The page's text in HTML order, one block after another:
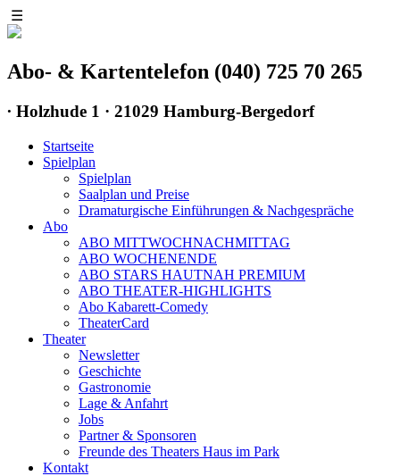
☰
Abo- & Kartentelefon (040) 725 70 265
∙ Holzhude 1 · 21029 Hamburg-Bergedorf
Startseite
Spielplan
Spielplan
Saalplan und Preise
Dramaturgische Einführungen & Nachgespräche
Abo
ABO MITTWOCHNACHMITTAG
ABO WOCHENENDE
ABO STARS HAUTNAH PREMIUM
ABO THEATER-HIGHLIGHTS
Abo Kabarett-Comedy
TheaterCard
Theater
Newsletter
Geschichte
Gastronomie
Lage & Anfahrt
Jobs
Partner & Sponsoren
Freunde des Theaters Haus im Park
Kontakt